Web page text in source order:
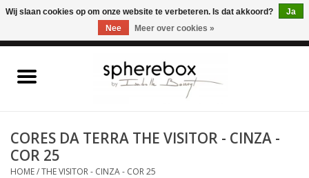
Home
MEUBELEN
CORES DA TERRA THE VISITOR - CINZA -
COR 25
HOME/THE VISITOR - CINZA - COR 25
Wij slaan cookies op om onze website te verbeteren. Is dat akkoord?
Ja
Nee
Meer over cookies »
ONLINE WINKEL VOOR WOONACCESSOIRES, MEUBELEN & KUNST – GRATIS